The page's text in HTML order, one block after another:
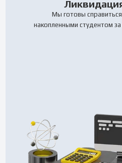
Мы готовы
накопленными студентом